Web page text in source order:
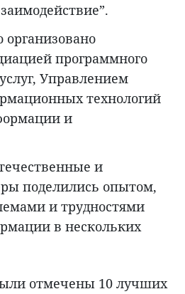
программного
Управлением
технологий
и
и
поделились опытом,
и трудностями
в нескольких
отмечены 10 лучших